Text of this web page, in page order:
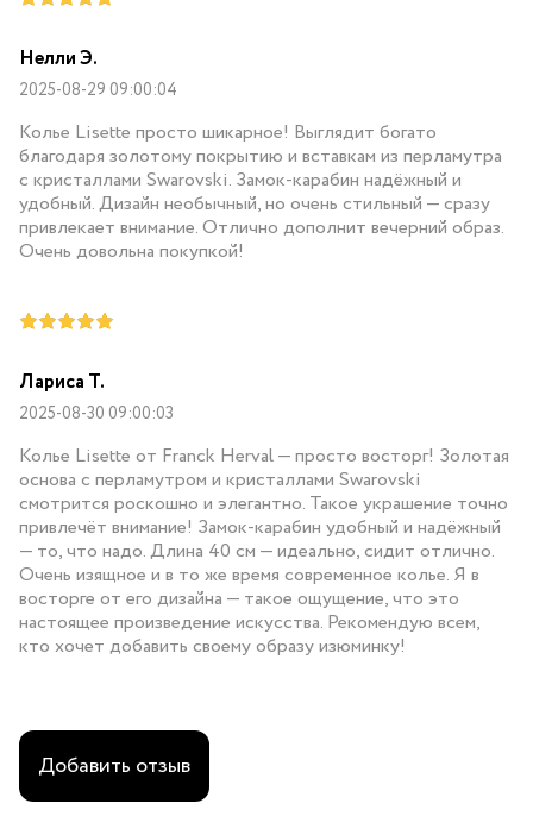
Нелли Э.
2025-08-29 09:00:04
Колье Lisette просто шикарное! Выглядит богато
благодаря золотому покрытию и вставкам из перламутра
с кристаллами Swarovski. Замок-карабин надёжный и
удобный. Дизайн необычный, но очень стильный — сразу
привлекает внимание. Отлично дополнит вечерний образ.
Очень довольна покупкой!
Лариса Т.
2025-08-30 09:00:03
Колье Lisette от Franck Herval — просто восторг! Золотая
основа с перламутром и кристаллами Swarovski
смотрится роскошно и элегантно. Такое украшение точно
привлечёт внимание! Замок-карабин удобный и надёжный
— то, что надо. Длина 40 см — идеально, сидит отлично.
Очень изящное и в то же время современное колье. Я в
восторге от его дизайна — такое ощущение, что это
настоящее произведение искусства. Рекомендую всем,
кто хочет добавить своему образу изюминку!
Добавить отзыв